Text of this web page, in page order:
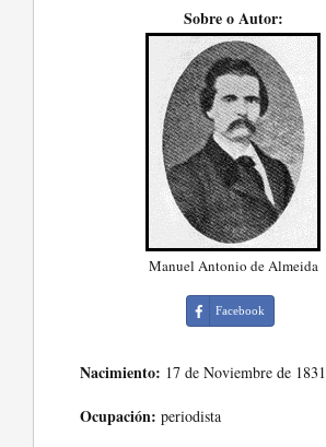
Sobre o Autor:
Manuel Antonio de Almeida
Facebook
Nacimiento: 17 de Noviembre de 1831
Ocupación: periodista